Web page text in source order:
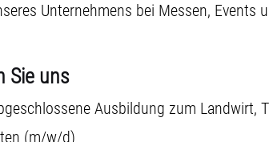
Unternehmens bei Messen, Events
Sie uns
Ausbildung zum
(m/w/d)